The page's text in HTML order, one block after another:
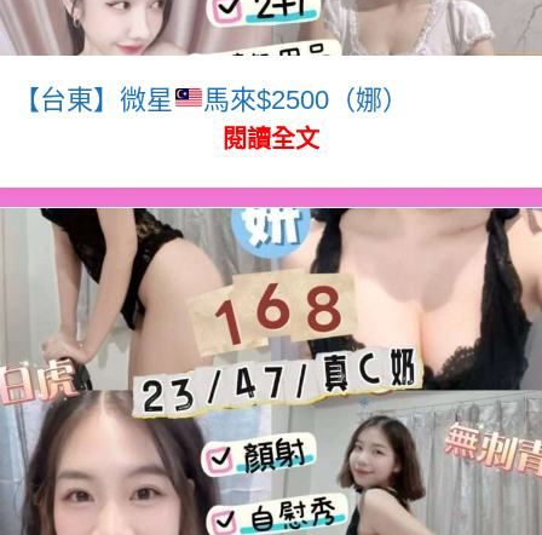
【台東】微星 馬來$2500（娜）
閱讀全文